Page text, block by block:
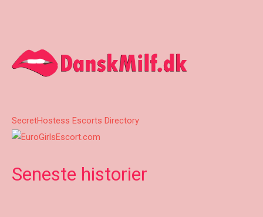
SecretHostess Escorts Directory
Seneste historier